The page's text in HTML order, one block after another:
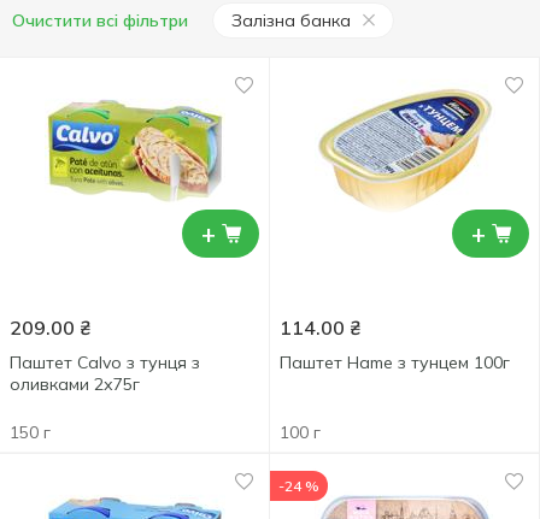
Очистити всі фільтри Залізна банка
+
209.00 ₴
Паштет Calvo з тунця з
оливками 2х75г
150 г
+
114.00 ₴
Паштет Hame з тунцем 100г
100 г
-24 %